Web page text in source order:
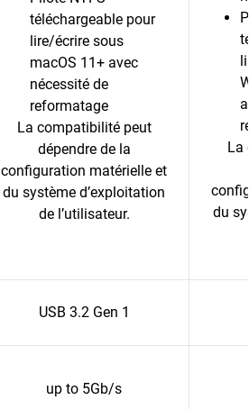
téléchargeable pour
lire/écrire sous
macOS 11+ avec
nécessité de
reformatage
La compatibilité peut
dépendre de la
configuration matérielle et
du système d’exploitation
de l’utilisateur.
La
du
USB 3.2 Gen 1
up to 5Gb/s